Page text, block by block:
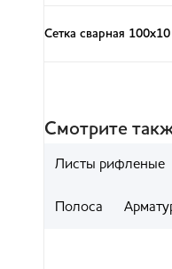
Сетка сварная
Смотрите
Листы рифленые
Полоса